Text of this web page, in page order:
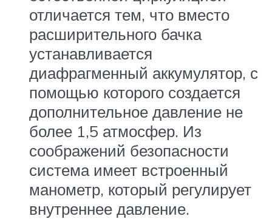
отличается тем, что вместо
расширительного бачка
устанавливается
диафрагменный аккумулятор, с
помощью которого создается
дополнительное давление не
более 1,5 атмосфер. Из
соображений безопасности
система имеет встроенный
манометр, который регулирует
внутреннее давление.